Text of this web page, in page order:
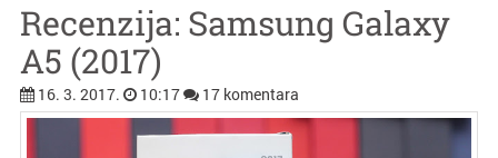
Recenzija: Samsung Galaxy
A5 (2017)
16. 3. 2017. 10:17 17 komentara